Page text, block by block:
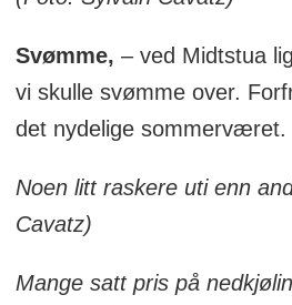
Svømme, – ved Midtstua
vi skulle svømme over.
det nydelige sommerværet.
Noen litt raskere uti enn
Cavatz)
Mange satt pris på